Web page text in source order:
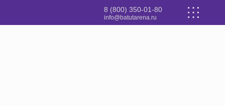
8 (800) 350-01-80
info@batutarena.ru